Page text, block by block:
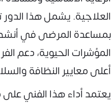
العلاجية. يشمل هذا
بمساعدة المرضى في
المؤشرات الحيوية، دعم
أعلى معايير النظافة
يعتمد أداء هذا الفني على